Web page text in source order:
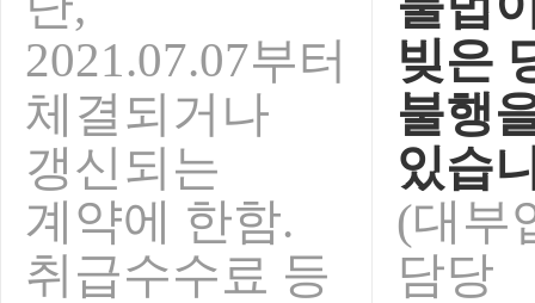
2021.07.07부터
체결되거나
갱신되는
계약에 한함.
취급수수료 등
빚은
불행
있습
(대부
담당